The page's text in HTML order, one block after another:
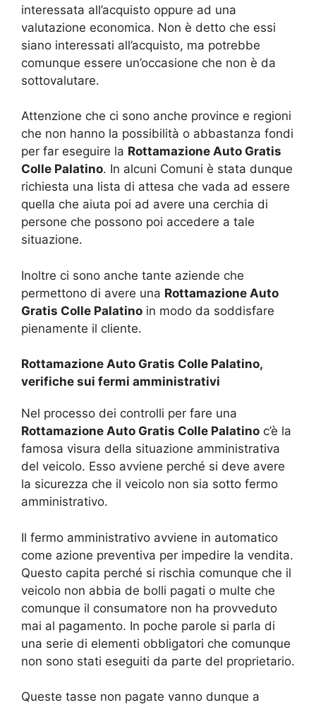
interessata all’acquisto oppure ad una
valutazione economica. Non è detto che essi
siano interessati all’acquisto, ma potrebbe
comunque essere un’occasione che non è da
sottovalutare.
Attenzione che ci sono anche province e regioni
che non hanno la possibilità o abbastanza fondi
per far eseguire la Rottamazione Auto Gratis
Colle Palatino. In alcuni Comuni è stata dunque
richiesta una lista di attesa che vada ad essere
quella che aiuta poi ad avere una cerchia di
persone che possono poi accedere a tale
situazione.
Inoltre ci sono anche tante aziende che
permettono di avere una Rottamazione Auto
Gratis Colle Palatino in modo da soddisfare
pienamente il cliente.
Rottamazione Auto Gratis Colle Palatino,
verifiche sui fermi amministrativi
Nel processo dei controlli per fare una
Rottamazione Auto Gratis Colle Palatino c’è la
famosa visura della situazione amministrativa
del veicolo. Esso avviene perché si deve avere
la sicurezza che il veicolo non sia sotto fermo
amministrativo.
Il fermo amministrativo avviene in automatico
come azione preventiva per impedire la vendita.
Questo capita perché si rischia comunque che il
veicolo non abbia de bolli pagati o multe che
comunque il consumatore non ha provveduto
mai al pagamento. In poche parole si parla di
una serie di elementi obbligatori che comunque
non sono stati eseguiti da parte del proprietario.
Queste tasse non pagate vanno dunque a